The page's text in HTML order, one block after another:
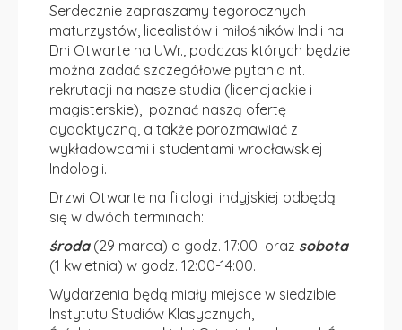
Serdecznie zapraszamy tegorocznych
maturzystów, licealistów i miłośników Indii na
Dni Otwarte na UWr., podczas których będzie
można zadać szczegółowe pytania nt.
rekrutacji na nasze studia (licencjackie i
magisterskie), poznać naszą ofertę
dydaktyczną, a także porozmawiać z
wykładowcami i studentami wrocławskiej
Indologii.
Drzwi Otwarte na filologii indyjskiej odbędą
się w dwóch terminach:
środa (29 marca) o godz. 17:00 oraz sobota
(1 kwietnia) w godz. 12:00-14:00.
Wydarzenia będą miały miejsce w siedzibie
Instytutu Studiów Klasycznych,